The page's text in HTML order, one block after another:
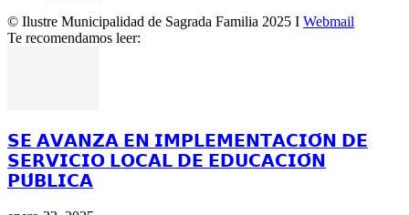
© Ilustre Municipalidad de Sagrada Familia 2025 I Webmail
Te recomendamos leer:
𝗦𝗘 𝗔𝗩𝗔𝗡𝗭𝗔 𝗘𝗡 𝗜𝗠𝗣𝗟𝗘𝗠𝗘𝗡𝗧𝗔𝗖𝗜𝗢́𝗡 𝗗𝗘
𝗦𝗘𝗥𝗩𝗜𝗖𝗜𝗢 𝗟𝗢𝗖𝗔𝗟 𝗗𝗘 𝗘𝗗𝗨𝗖𝗔𝗖𝗜𝗢́𝗡
𝗣𝗨́𝗕𝗟𝗜𝗖𝗔